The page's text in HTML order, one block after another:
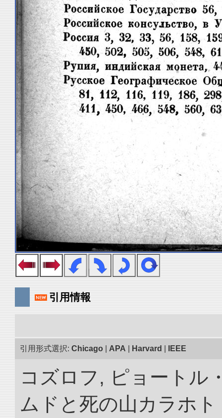
引用情報
引用形式選択: Chicago APA Harvard IEEE
コズロフ, ピョートル
ムドと死の山カラホ